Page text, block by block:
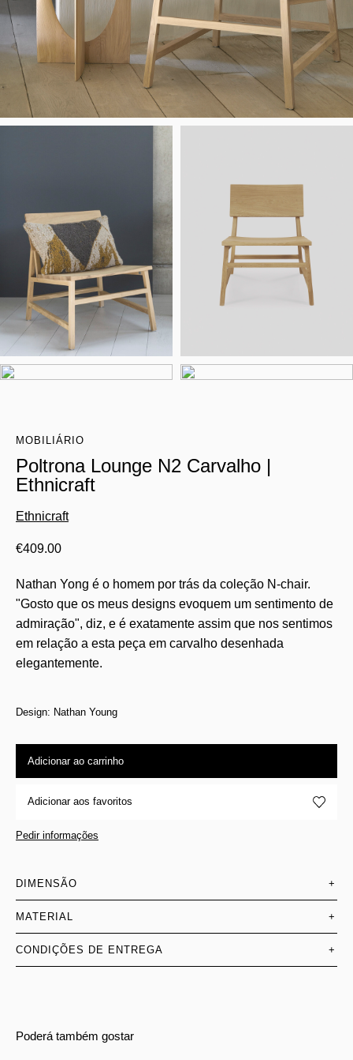
MOBILIÁRIO
Poltrona Lounge N2 Carvalho |
Ethnicraft
Ethnicraft
€409.00
Nathan Yong é o homem por trás da coleção N-chair.
"Gosto que os meus designs evoquem um sentimento de
admiração", diz, e é exatamente assim que nos sentimos
em relação a esta peça em carvalho desenhada
elegantemente.
Design: Nathan Young
Adicionar ao carrinho
Adicionar aos favoritos
Pedir informações
DIMENSÃO +
MATERIAL +
CONDIÇÕES DE ENTREGA +
Poderá também gostar